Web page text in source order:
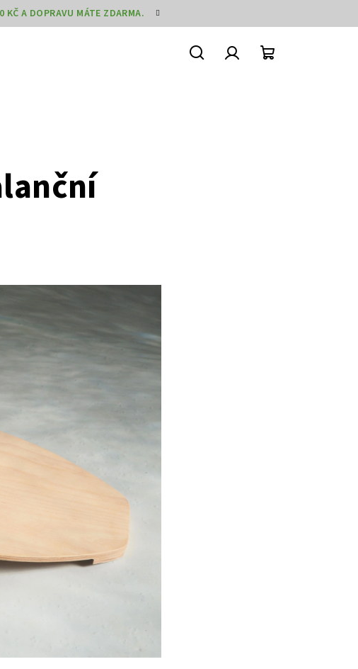
A DOPRAVU MÁTE ZDARMA.